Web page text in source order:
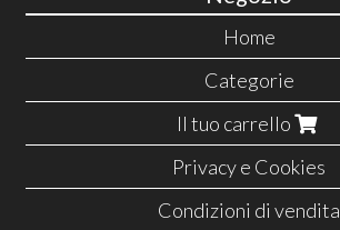
Home
Categorie
Il tuo carrello
Privacy e Cookies
Condizioni di vendita